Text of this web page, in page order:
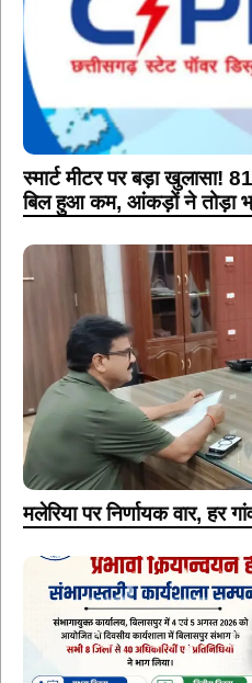
स्मार्ट मीटर पर बड़ा खुलासा!
बिल हुआ कम, आंकड़ों ने तोड़ा
मलेरिया पर निर्णायक वार, हर